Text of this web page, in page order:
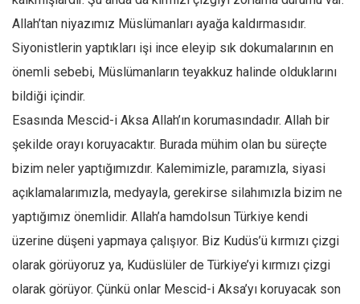
Allah’tan niyazımız Müslümanları ayağa kaldırmasıdır.
Siyonistlerin yaptıkları işi ince eleyip sık dokumalarının en
önemli sebebi, Müslümanların teyakkuz halinde olduklarını
bildiği içindir.
Esasında Mescid-i Aksa Allah’ın korumasındadır. Allah bir
şekilde orayı koruyacaktır. Burada mühim olan bu süreçte
bizim neler yaptığımızdır. Kalemimizle, paramızla, siyasi
açıklamalarımızla, medyayla, gerekirse silahımızla bizim ne
yaptığımız önemlidir. Allah’a hamdolsun Türkiye kendi
üzerine düşeni yapmaya çalışıyor. Biz Kudüs’ü kırmızı çizgi
olarak görüyoruz ya, Kudüslüler de Türkiye’yi kırmızı çizgi
olarak görüyor. Çünkü onlar Mescid-i Aksa’yı koruyacak son